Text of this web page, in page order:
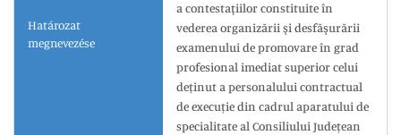
Határozat
megnevezése
a contestaţiilor constituite în
vederea organizării şi desfăşurării
examenului de promovare în grad
profesional imediat superior celui
deținut a personalului contractual
de execuție din cadrul aparatului de
specialitate al Consiliului Județean